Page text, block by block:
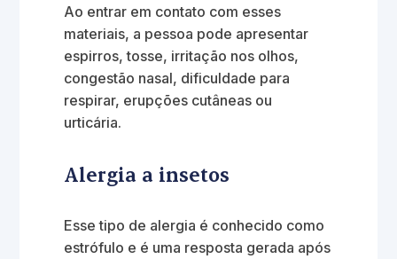
Ao entrar em contato com esses
materiais, a pessoa pode apresentar
espirros, tosse, irritação nos olhos,
congestão nasal, dificuldade para
respirar, erupções cutâneas ou
urticária.
Alergia a insetos
Esse tipo de alergia é conhecido como
estrófulo e é uma resposta gerada após